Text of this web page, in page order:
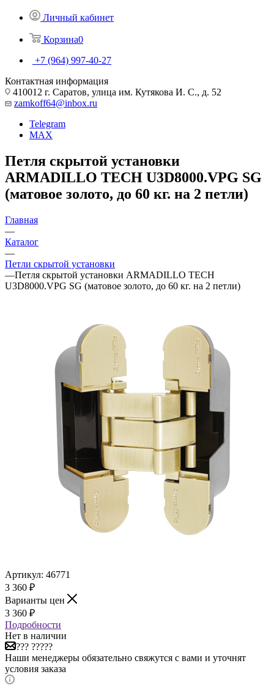
Личный кабинет
Корзина0
+7 (964) 997-40-27
Контактная информация
410012 г. Саратов, улица им. Кутякова И. С., д. 52
zamkoff64@inbox.ru
Telegram
MAX
Петля скрытой установки
ARMADILLO TECH U3D8000.VPG SG
(матовое золото, до 60 кг. на 2 петли)
Главная
—
Каталог
—
Петли скрытой установки
—Петля скрытой установки ARMADILLO TECH
U3D8000.VPG SG (матовое золото, до 60 кг. на 2 петли)
Артикул: 46771
3 360 ₽
Варианты цен
3 360 ₽
Подробности
Нет в наличии
??? ?????
Наши менеджеры обязательно свяжутся с вами и уточнят
условия заказа